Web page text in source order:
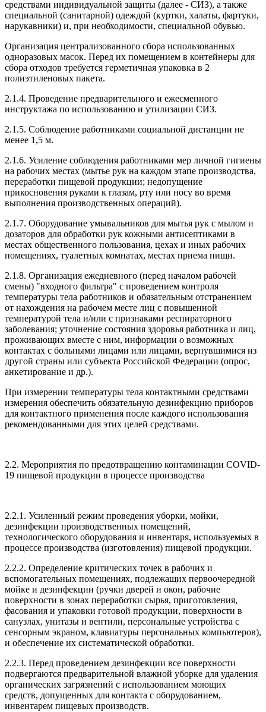
средствами индивидуальной защиты (далее - СИЗ), а также
специальной (санитарной) одеждой (куртки, халаты, фартуки,
нарукавники) и, при необходимости, специальной обувью.
Организация централизованного сбора использованных
одноразовых масок. Перед их помещением в контейнеры для
сбора отходов требуется герметичная упаковка в 2
полиэтиленовых пакета.
2.1.4. Проведение предварительного и ежесменного
инструктажа по использованию и утилизации СИЗ.
2.1.5. Соблюдение работниками социальной дистанции не
менее 1,5 м.
2.1.6. Усиление соблюдения работниками мер личной гигиены
на рабочих местах (мытье рук на каждом этапе производства,
переработки пищевой продукции; недопущение
прикосновения руками к глазам, рту или носу во время
выполнения производственных операций).
2.1.7. Оборудование умывальников для мытья рук с мылом и
дозаторов для обработки рук кожными антисептиками в
местах общественного пользования, цехах и иных рабочих
помещениях, туалетных комнатах, местах приема пищи.
2.1.8. Организация ежедневного (перед началом рабочей
смены) "входного фильтра" с проведением контроля
температуры тела работников и обязательным отстранением
от нахождения на рабочем месте лиц с повышенной
температурой тела и/или с признаками респираторного
заболевания; уточнение состояния здоровья работника и лиц,
проживающих вместе с ним, информации о возможных
контактах с больными лицами или лицами, вернувшимися из
другой страны или субъекта Российской Федерации (опрос,
анкетирование и др.).
При измерении температуры тела контактными средствами
измерения обеспечить обязательную дезинфекцию приборов
для контактного применения после каждого использования
рекомендованными для этих целей средствами.
2.2. Мероприятия по предотвращению контаминации COVID-
19 пищевой продукции в процессе производства
2.2.1. Усиленный режим проведения уборки, мойки,
дезинфекции производственных помещений,
технологического оборудования и инвентаря, используемых в
процессе производства (изготовления) пищевой продукции.
2.2.2. Определение критических точек в рабочих и
вспомогательных помещениях, подлежащих первоочередной
мойке и дезинфекции (ручки дверей и окон, рабочие
поверхности в зонах переработки сырья, приготовления,
фасования и упаковки готовой продукции, поверхности в
санузлах, унитазы и вентили, персональные устройства с
сенсорным экраном, клавиатуры персональных компьютеров),
и обеспечение их систематической обработки.
2.2.3. Перед проведением дезинфекции все поверхности
подвергаются предварительной влажной уборке для удаления
органических загрязнений с использованием моющих
средств, допущенных для контакта с оборудованием,
инвентарем пищевых производств.